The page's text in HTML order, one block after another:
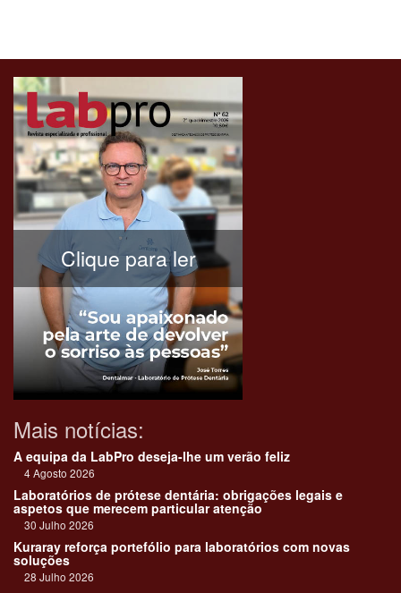
Clique para ler
Mais notícias:
A equipa da LabPro deseja-lhe um verão feliz
4 Agosto 2026
Laboratórios de prótese dentária: obrigações legais e
aspetos que merecem particular atenção
30 Julho 2026
Kuraray reforça portefólio para laboratórios com novas
soluções
28 Julho 2026